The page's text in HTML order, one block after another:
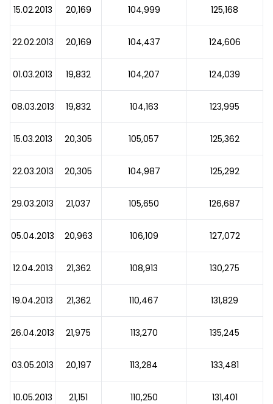
15.02.2013 20,169 104,999 125,168
22.02.2013 20,169 104,437 124,606
01.03.2013 19,832 104,207 124,039
08.03.2013 19,832 104,163 123,995
15.03.2013 20,305 105,057 125,362
22.03.2013 20,305 104,987 125,292
29.03.2013 21,037 105,650 126,687
05.04.2013 20,963 106,109 127,072
12.04.2013 21,362 108,913 130,275
19.04.2013 21,362 110,467 131,829
26.04.2013 21,975 113,270 135,245
03.05.2013 20,197 113,284 133,481
10.05.2013 21,151 110,250 131,401